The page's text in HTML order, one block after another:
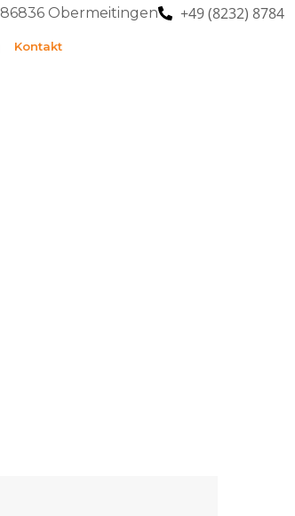
86836 Obermeitingen +49 (8232) 8784
Kontakt